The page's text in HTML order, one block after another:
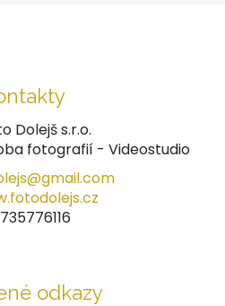
Dolejš s.r.o.
fotografií - Videostudio
735776116
odkazy